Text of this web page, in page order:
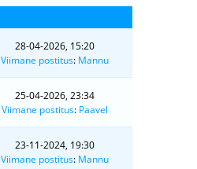
28-04-2026, 15:20
Viimane postitus: Mannu
25-04-2026, 23:34
Viimane postitus: Paavel
23-11-2024, 19:30
Viimane postitus: Mannu